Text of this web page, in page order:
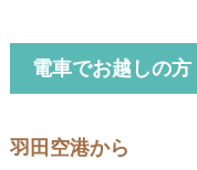
電車でお越しの方
羽田空港から